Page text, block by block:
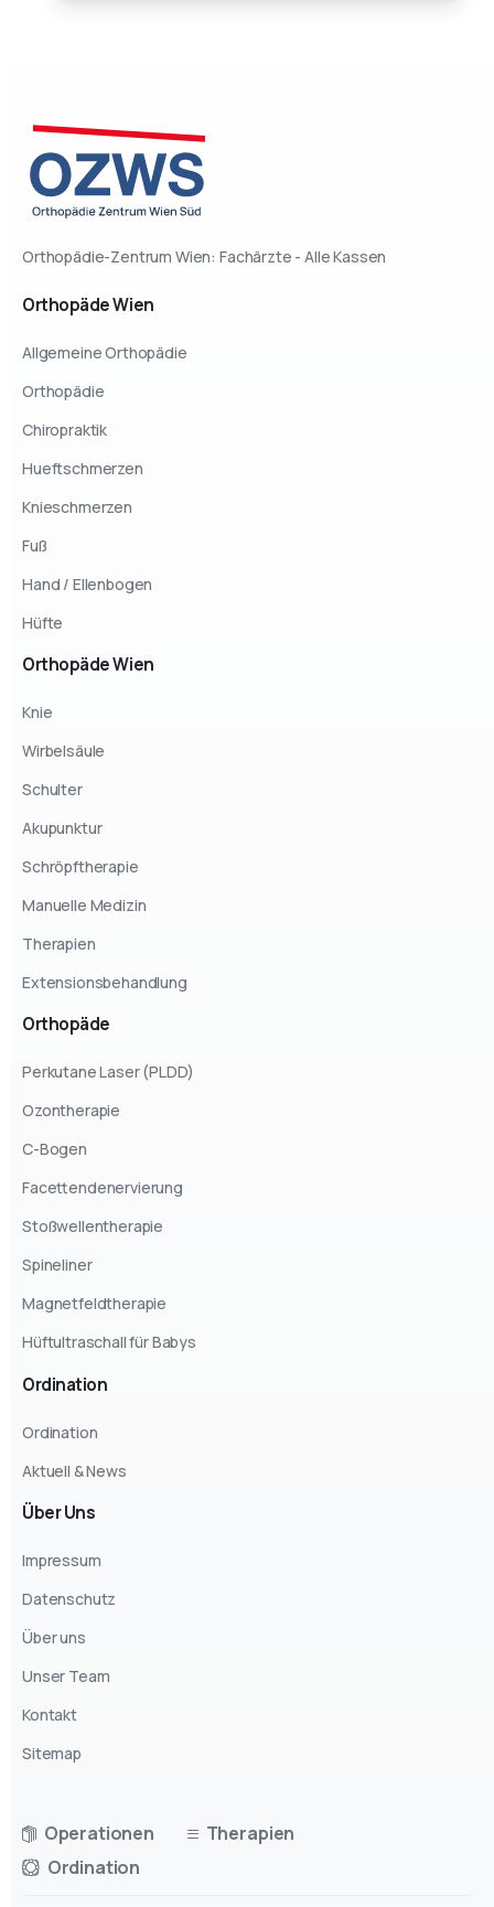
Orthopädie-Zentrum Wien: Fachärzte - Alle Kassen
OrthopädeWien
Allgemeine Orthopädie
Orthopädie
Chiropraktik
Hueftschmerzen
Knieschmerzen
Fuß
Hand / Ellenbogen
Hüfte
OrthopädeWien
Knie
Wirbelsäule
Schulter
Akupunktur
Schröpftherapie
Manuelle Medizin
Therapien
Extensionsbehandlung
Orthopäde
Perkutane Laser (PLDD)
Ozontherapie
C-Bogen
Facettendenervierung
Stoßwellentherapie
Spineliner
Magnetfeldtherapie
Hüftultraschall für Babys
Ordination
Ordination
Aktuell & News
ÜberUns
Impressum
Datenschutz
Über uns
Unser Team
Kontakt
Sitemap
Operationen
Therapien
Ordination